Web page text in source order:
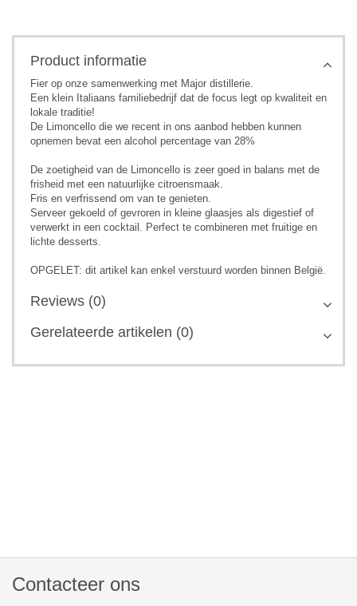
Product informatie
Fier op onze samenwerking met Major distillerie.
Een klein Italiaans familiebedrijf dat de focus legt op kwaliteit en
lokale traditie!
De Limoncello die we recent in ons aanbod hebben kunnen
opnemen bevat een alcohol percentage van 28%
De zoetigheid van de Limoncello is zeer goed in balans met de
frisheid met een natuurlijke citroensmaak.
Fris en verfrissend om van te genieten.
Serveer gekoeld of gevroren in kleine glaasjes als digestief of
verwerkt in een cocktail. Perfect te combineren met fruitige en
lichte desserts.
OPGELET: dit artikel kan enkel verstuurd worden binnen België.
Reviews (0)
Gerelateerde artikelen (0)
Contacteer ons